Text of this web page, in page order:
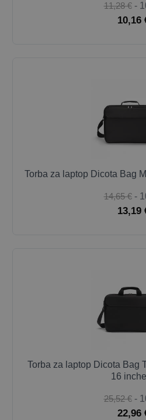
11,28 € -
10,16
Torba za laptop Dicota Bag
14,65 € -
13,19
Torba za laptop Dicota Bag
16
25,52 € -
22,96